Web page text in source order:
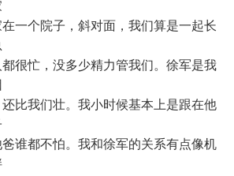
一个院子，斜对面，我们算是一起长
很忙，没多少精力管我们。徐军是我
比我们壮。我小时候基本上是跟在他
谁都不怕。我和徐军的关系有点像机